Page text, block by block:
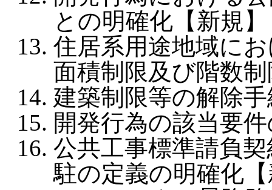
との明確化【新規】
住居系用途地域に
面積制限及び階数
建築制限等の解除
開発行為の該当要
公共工事標準請負
駐の定義の明確化